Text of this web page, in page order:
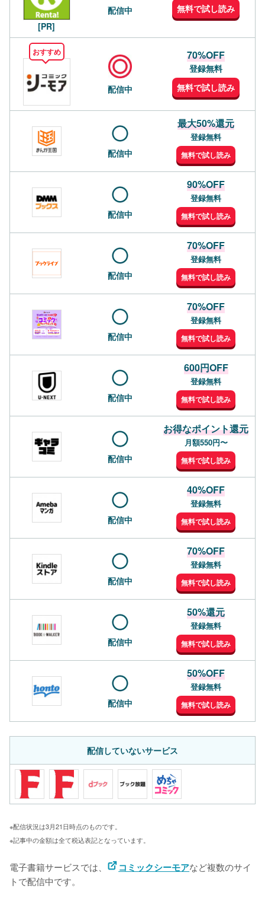
[PR]
配信中
無料で試し読み
おすすめ
配信中
70%OFF
登録無料
無料で試し読み
配信中
最大50%還元
登録無料
無料で試し読み
配信中
90%OFF
登録無料
無料で試し読み
配信中
70%OFF
登録無料
無料で試し読み
配信中
70%OFF
登録無料
無料で試し読み
配信中
600円OFF
登録無料
無料で試し読み
配信中
お得なポイント還元
月額550円〜
無料で試し読み
配信中
40%OFF
登録無料
無料で試し読み
配信中
70%OFF
登録無料
無料で試し読み
配信中
50%還元
登録無料
無料で試し読み
配信中
50%OFF
登録無料
無料で試し読み
配信していないサービス
※配信状況は3月21日時点のものです。
※記事中の金額は全て税込表記となっています。
電子書籍サービスでは、 コミックシーモアなど複数のサイ
トで配信中です。